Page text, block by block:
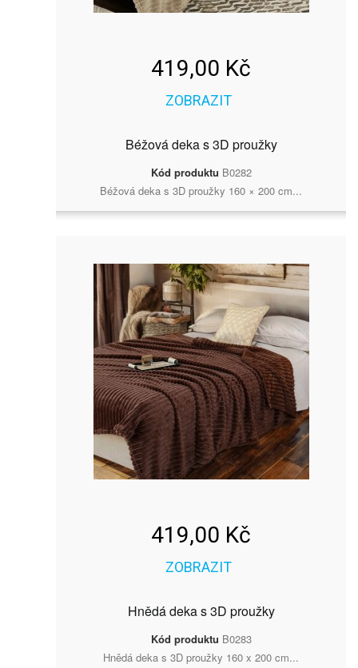
419,00 Kč
ZOBRAZIT
Béžová deka s 3D proužky
Kód produktu B0282
Béžová deka s 3D proužky 160 × 200 cm...
419,00 Kč
ZOBRAZIT
Hnědá deka s 3D proužky
Kód produktu B0283
Hnědá deka s 3D proužky 160 x 200 cm...